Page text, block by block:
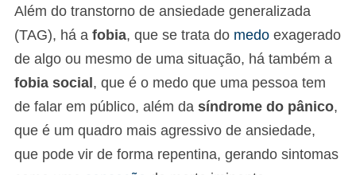
Além do transtorno de ansiedade generalizada
(TAG), há a fobia, que se trata do medo exagerado
de algo ou mesmo de uma situação, há também a
fobia social, que é o medo que uma pessoa tem
de falar em público, além da síndrome do pânico,
que é um quadro mais agressivo de ansiedade,
que pode vir de forma repentina, gerando sintomas